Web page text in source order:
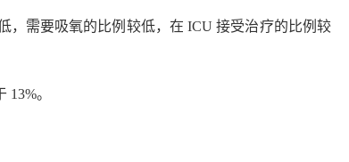
，需要吸氧的比例较低，在 ICU 接受治疗的比例较
。